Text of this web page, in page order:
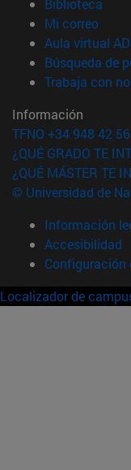
Mi correo(abre
Aula virtual
Búsqueda de
Trabaja con
Información
TFNO +34 948 42
¿QUÉ GRADO TE
¿QUÉ MÁSTER TE
© Universidad de
Información
Accesibilidad
Configuración
Localizador de